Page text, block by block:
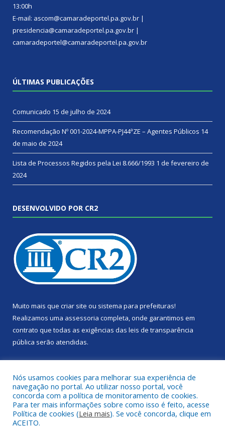
13:00h
E-mail: ascom@camaradeportel.pa.gov.br |
presidencia@camaradeportel.pa.gov.br |
camaradeportel@camaradeportel.pa.gov.br
ÚLTIMAS PUBLICAÇÕES
Comunicado 15 de julho de 2024
Recomendação Nº 001-2024-MPPA-PJ44ªZE – Agentes Públicos 14
de maio de 2024
Lista de Processos Regidos pela Lei 8.666/1993 1 de fevereiro de
2024
DESENVOLVIDO POR CR2
Muito mais que criar site ou sistema para prefeituras!
Realizamos uma assessoria completa, onde garantimos em
contrato que todas as exigências das leis de transparência
pública serão atendidas.
Todos os direitos reservados a Câmara Municipal de Portel.
Nós usamos cookies para melhorar sua experiência de
navegação no portal. Ao utilizar nosso portal, você
concorda com a política de monitoramento de cookies.
Para ter mais informações sobre como isso é feito, acesse
Política de cookies (Leia mais). Se você concorda, clique em
ACEITO.